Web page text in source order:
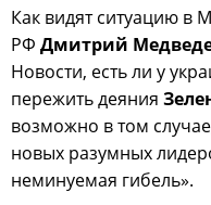
Как видят ситуацию в
РФ Дмитрий
Новости, есть ли у
пережить деяния
возможно в том
новых разумных
неминуемая гибель».